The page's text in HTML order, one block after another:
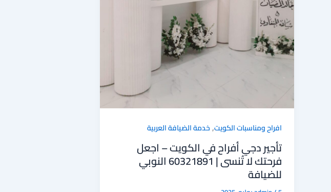
افراح ومناسبات الكويت,خدمة الضيافة العربية
تأجير دجي أفراح في الكويت – اجعل
فرحتك لا تُنسى | 60321891 النوبي
للضيافة